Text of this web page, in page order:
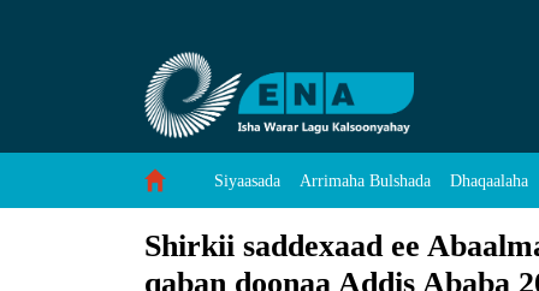
Siyaasada Arrimaha Bulshada Dhaqaalaha
Shirkii saddexaad ee
qaban doonaa Addis Ababa